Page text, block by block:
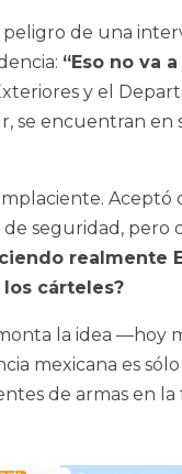
de una
“Eso no va
y el
se encuentran
Aceptó
seguridad,
realmente
cárteles?
la idea —hoy
mexicana es
de armas en